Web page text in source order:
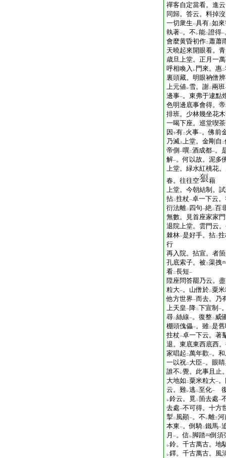
禪客自定當看。進
同歸。答云。料掉
一切衆生一具有二如
執著一。不 レ能二證得一
會麼黄昏初作二蕭蕭
天曉起來開眼看。
歳旦上堂。正月一
呼相喚入 レ 門來。惠二
裏頭藏。明眼衲僧
上元値レ雪。謝二兩班
邊事一。東弗于逮點
色明邊底事會得。
排班。少林幾坐花
一喝下座。巡堂喫
因 下有二 火事一。佛前
乃滅 上上堂。金剛自 二
帝側 一噀二酒成都一。
解一。何以故。泥多
上堂。緑水紅桃花
春。往往空
藉
上堂。今朝結制。
拈二拄杖一卓一下云
衍法離二 四句一絶二百
無數。見首座家家
退院上堂。雲門云
棘林一是好手。拈二
行
再入院。拈宣。者
孔底索子。被三渠拽
看二長短一
陞座問答罷乃云。
粒大一。山僧於二粟
他方世界一而去。乃
上天皇一降二下宣制 一
尋二絲線一。復整二 威
棚頭傀儡一。雖二是
拄杖一卓一下云。著
退。東底東西底西
家唱起 二萬年歡一。
一以祝二 大臣一。眼
誰不 レ覺。此事且止
大地如 二粟米粒大一
云。難レ逃 二至化一
レ鈴云。覓二箇去處一
去處一不可得。十方
掣二 風顚一。不 レ離三河
本東一。倒騎二鐵馬一
月 一。信 レ脚踏 倒須
レ鈴。千古萬古。地
レ鐸。千古萬古。風